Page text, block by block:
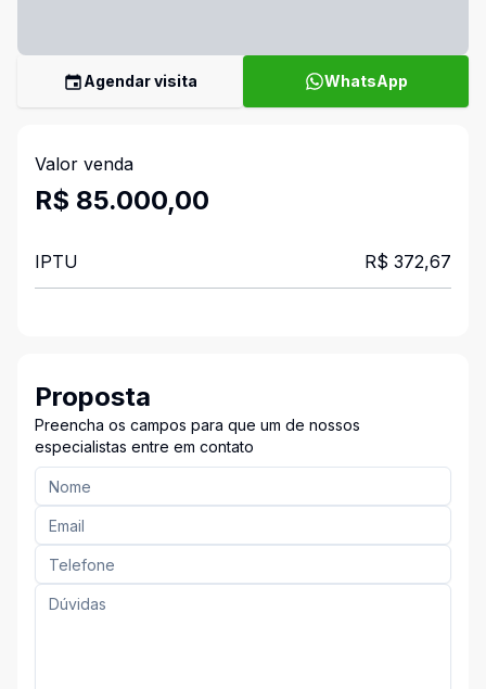
Agendar visita WhatsApp
Valor venda
R$ 85.000,00
IPTU R$ 372,67
Proposta
Preencha os campos para que um de nossos
especialistas entre em contato